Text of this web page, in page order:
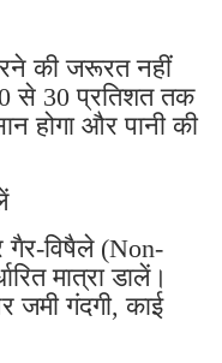
की जरूरत नहीं
से 30 प्रतिशत तक
होगा और पानी की
गैर-विषैले (Non-
मात्रा डालें।
जमी गंदगी, काई